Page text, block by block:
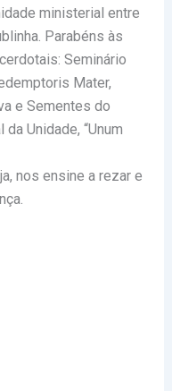
ministerial entre
Parabéns às
Seminário
Mater,
e Sementes do
Unidade, “Unum
nos ensine a rezar e